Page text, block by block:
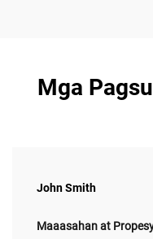
Mga
John Smith
Maaasahan at